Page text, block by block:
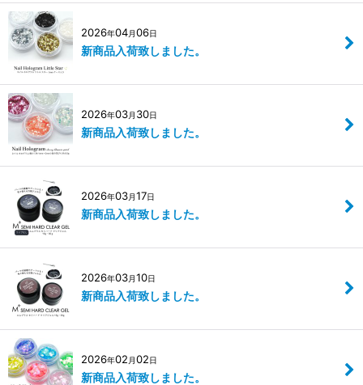
2026年04月06日
新商品入荷致しました。
2026年03月 30日
新商品入荷致しました。
2026年03月17日
新商品入荷致しました。
2026年03月10日
新商品入荷致しました。
2026年02 月02日
新商品入荷致しました。